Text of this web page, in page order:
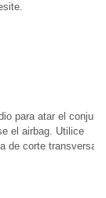
para atar el
el airbag. Utilice
de corte transversal